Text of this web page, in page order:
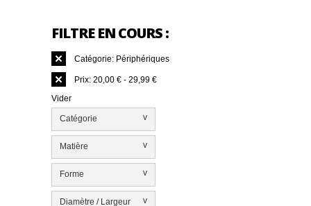
FILTRE EN COURS :
Catégorie: Périphériques
Prix: 20,00 € - 29,99 €
Vider
Catégorie v
Matière v
Forme v
Diamètre / Largeur v